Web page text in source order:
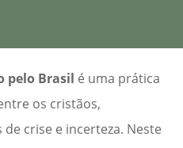
pelo Brasil é uma prática
os cristãos,
crise e incerteza. Neste